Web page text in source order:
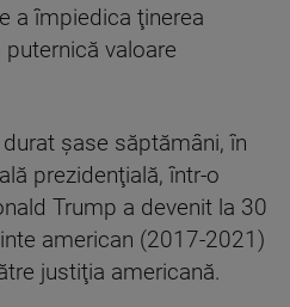
a împiedica ţinerea
valoare
şase săptămâni, în
prezidenţială, într-o
Trump a devenit la 30
american (2017-2021)
justiţia americană.